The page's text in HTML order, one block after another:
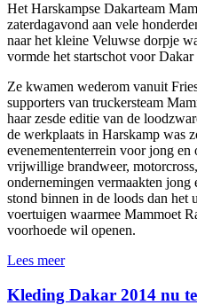
Het Harskampse Dakarteam
zaterdagavond aan vele
naar het kleine Veluwse dorpje
vormde het startschot voor
Ze kwamen wederom vanuit
supporters van truckersteam
haar zesde editie van de
de werkplaats in Harskamp was
evenemententerrein voor jong en
vrijwillige brandweer,
ondernemingen vermaakten jong
stond binnen in de loods dan het
voertuigen waarmee Mammoet
voorhoede wil openen.
Lees meer
Kleding Dakar 2014 nu te